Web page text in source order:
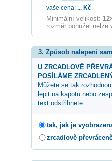
vaše cena: ... Kč
Minimální velikost:
rozměr bohužel nelze
3. Způsob nalepení
U ZRCADLOVĚ
POSÍLÁME
Můžete se tak
lepit na kapotu nebo
text odstřihnete.
tak, jak je
zrcadlově